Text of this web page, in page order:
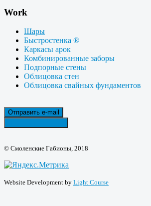
Work
Шары
Быстростенка ®
Каркасы арок
Комбинированные заборы
Подпорные стены
Облицовка стен
Облицовка свайных фундаментов
Отправить e-mail
© Смоленские Габионы, 2018
Website Development by Light Course